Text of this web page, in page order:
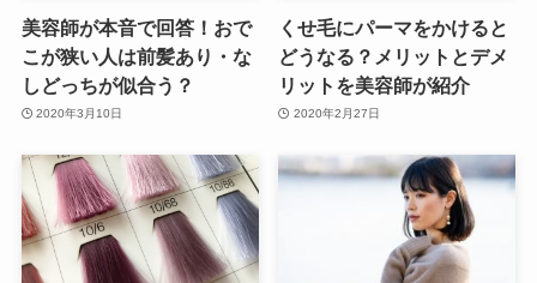
美容師が本音で回答！おで
こが狭い人は前髪あり・な
しどっちが似合う？
2020年3月10日
くせ毛にパーマをかけると
どうなる？メリットとデメ
リットを美容師が紹介
2020年2月27日